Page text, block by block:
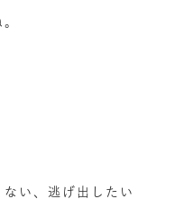
い、逃げ出したい